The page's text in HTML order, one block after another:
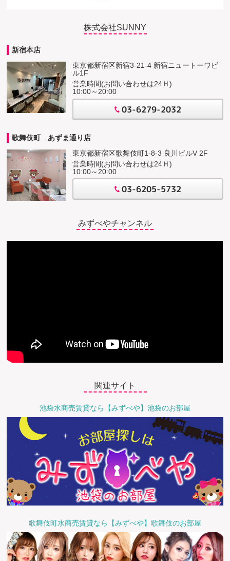
株式会社SUNNY
新宿本店
東京都新宿区新宿3-21-4 新宿ニュートーワビ
ル1F
営業時間(お問い合わせは24Ｈ)
10:00～20:00
03-6279-2032
歌舞伎町 あずま通り店
東京都新宿区歌舞伎町1-8-3 良川ビルV 2F
営業時間(お問い合わせは24Ｈ)
10:00～20:00
03-6205-5732
みずべやチャンネル
関連サイト
池袋水商売賃貸なら【みずべや】池袋のお部屋
歌舞伎町水商売賃貸なら【みずべや】歌舞伎のお部屋